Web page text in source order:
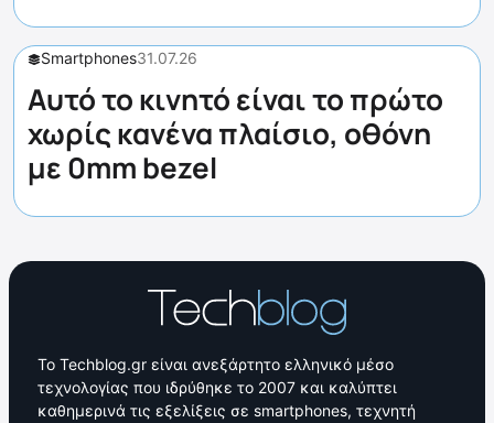
Smartphones31.07.26
Αυτό το κινητό είναι το πρώτο
χωρίς κανένα πλαίσιο, οθόνη
με 0mm bezel
Το Techblog.gr είναι ανεξάρτητο ελληνικό μέσο
τεχνολογίας που ιδρύθηκε το 2007 και καλύπτει
καθημερινά τις εξελίξεις σε smartphones, τεχνητή